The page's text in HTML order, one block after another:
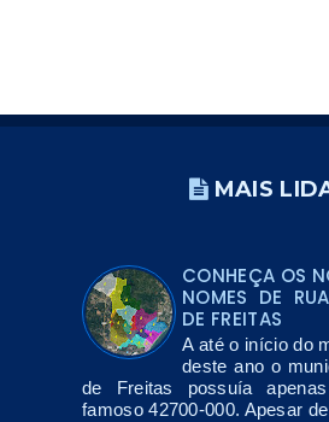
MAIS
CONHEÇA OS
NOMES DE
DE FREITAS
A até o início do
deste ano o
de Freitas possuía
famoso 42700-000. Apesar